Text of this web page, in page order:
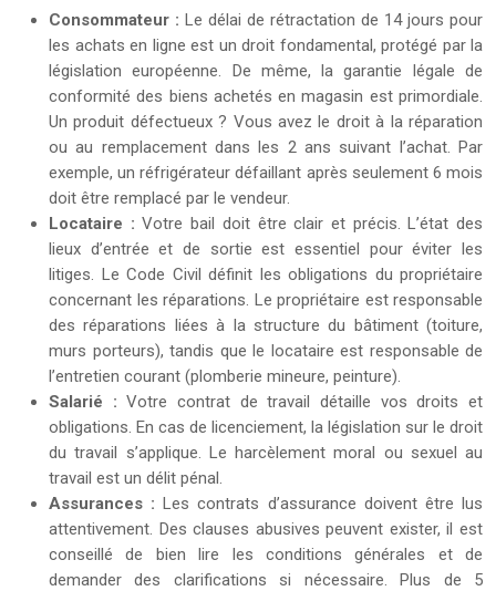
Consommateur : Le délai de rétractation de 14 jours pour
les achats en ligne est un droit fondamental, protégé par la
législation européenne. De même, la garantie légale de
conformité des biens achetés en magasin est primordiale.
Un produit défectueux ? Vous avez le droit à la réparation
ou au remplacement dans les 2 ans suivant l’achat. Par
exemple, un réfrigérateur défaillant après seulement 6 mois
doit être remplacé par le vendeur.
Locataire :Votre bail doit être clair et précis. L’état des
lieux d’entrée et de sortie est essentiel pour éviter les
litiges. Le Code Civil définit les obligations du propriétaire
concernant les réparations. Le propriétaire est responsable
des réparations liées à la structure du bâtiment (toiture,
murs porteurs), tandis que le locataire est responsable de
l’entretien courant (plomberie mineure, peinture).
Salarié :Votre contrat de travail détaille vos droits et
obligations. En cas de licenciement, la législation sur le droit
du travail s’applique. Le harcèlement moral ou sexuel au
travail est un délit pénal.
Assurances :Les contrats d’assurance doivent être lus
attentivement. Des clauses abusives peuvent exister, il est
conseillé de bien lire les conditions générales et de
demander des clarifications si nécessaire. Plus de 5